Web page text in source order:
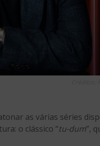
as várias séries
o clássico “tu-dum”,